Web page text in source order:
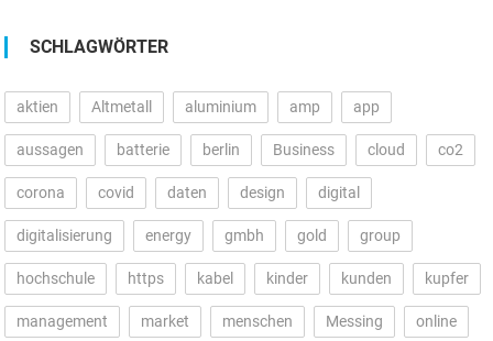
SCHLAGWÖRTER
aktien Altmetall aluminium amp app
aussagen batterie berlin Business cloud co2
corona covid daten design digital
digitalisierung energy gmbh gold group
hochschule https kabel kinder kunden kupfer
management market menschen Messing online